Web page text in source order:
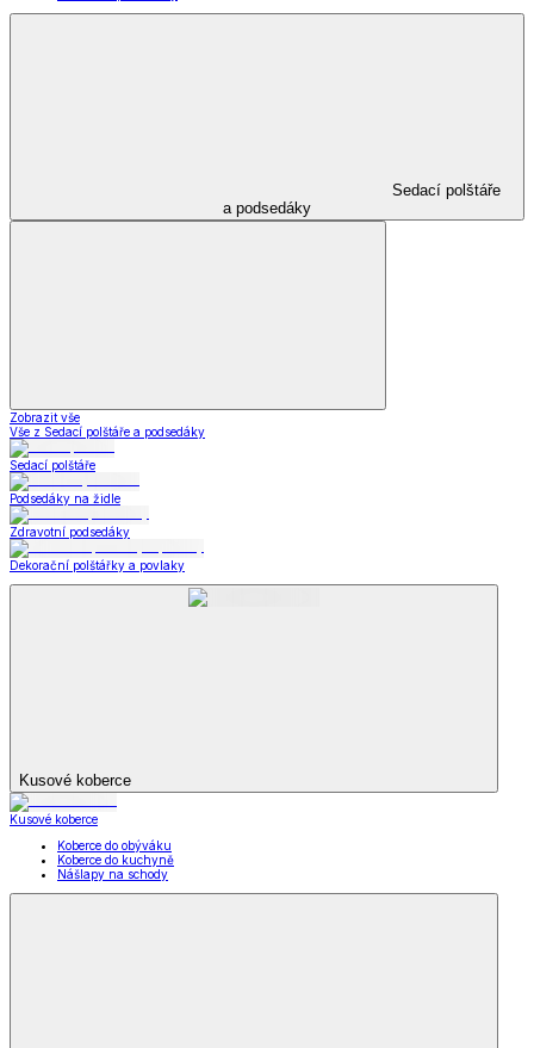
Sedací polštáře
a podsedáky
Zobrazit vše
Vše z Sedací polštáře a podsedáky
Sedací polštáře
Podsedáky na židle
Zdravotní podsedáky
Dekorační polštářky a povlaky
Kusové koberce
Kusové koberce
Koberce do obýváku
Koberce do kuchyně
Nášlapy na schody